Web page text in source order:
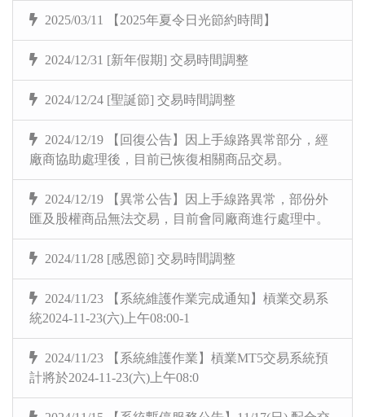
2025/03/11 【2025年夏令日光節約時間】
2024/12/31 [新年假期] 交易時間調整
2024/12/24 [聖誕節] 交易時間調整
2024/12/19 【回復公告】因上手線路異常部分，經
廠商協助處理後，目前已恢復相關商品交易。
2024/12/19 【異常公告】因上手線路異常，部份外
匯及股權商品無法交易，目前會同廠商進行處理中。
2024/11/28 [感恩節] 交易時間調整
2024/11/23 【系統維護作業完成通知】槓業交易系
統2024-11-23(六)上午08:00-1
2024/11/23 【系統維護作業】槓業MT5交易系統預
計將於2024-11-23(六)上午08:0